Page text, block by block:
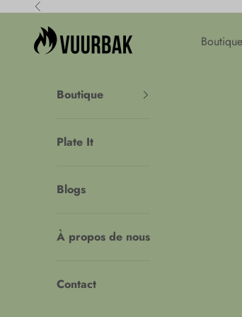
Passer au contenu
Précédent
Vuurbak Boutique
Boutique
Plate It
Blogs
À propos de nous
Contact